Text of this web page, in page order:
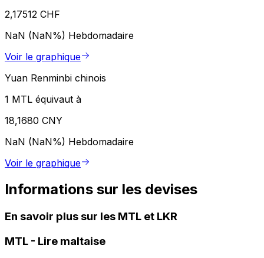
2,17512 CHF
NaN (NaN%) Hebdomadaire
Voir le graphique
Yuan Renminbi chinois
1 MTL équivaut à
18,1680 CNY
NaN (NaN%) Hebdomadaire
Voir le graphique
Informations sur les devises
En savoir plus sur les MTL et LKR
MTL - Lire maltaise